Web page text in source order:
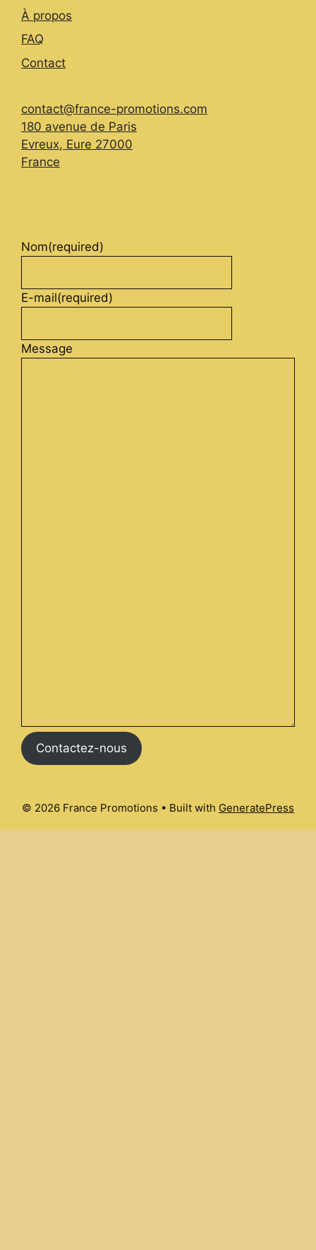
À propos
FAQ
Contact
contact@france-promotions.com
180 avenue de Paris
Evreux, Eure 27000
France
Nom(required)
E-mail(required)
Message
Contactez-nous
© 2026 France Promotions • Built with GeneratePress